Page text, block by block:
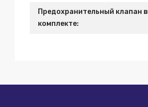
Предохранительный клапан в
комплекте: